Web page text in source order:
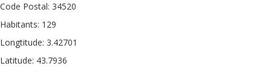
Code Postal: 34520
Habitants: 129
Longtitude: 3.42701
Latitude: 43.7936